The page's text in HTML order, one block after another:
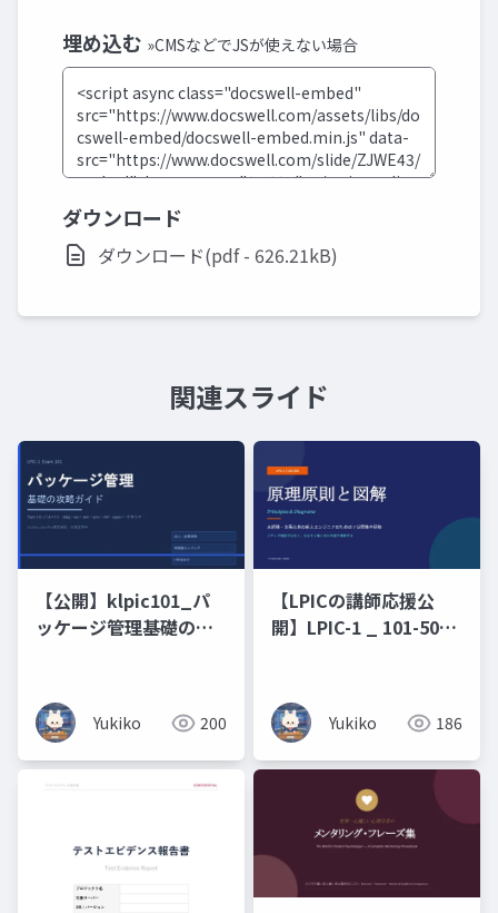
埋め込む »CMSなどでJSが使えない場合
ダウンロード
ダウンロード(pdf - 626.21kB)
関連スライド
【公開】klpic101_パ
ッケージ管理基礎の攻
Yukiko 200
【LPICの講師応援公
開】LPIC-1 _ 101-500
ンジニアのための 7 日
間集中研修）コマンド
暗記ではなく、なぜそ
う動くのかを図で理解
Yukiko 186